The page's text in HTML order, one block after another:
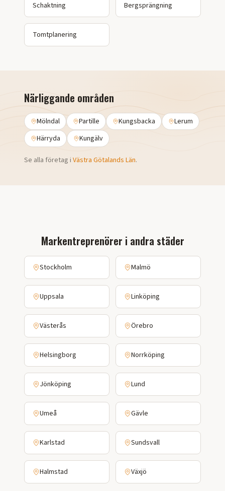
Schaktning Bergsprängning
Tomtplanering
Närliggande områden
Mölndal Partille Kungsbacka
Lerum
Härryda
Kungälv
Se alla företag i Västra Götalands Län.
Markentreprenörer i andra städer
Stockholm Malmö
Uppsala Linköping
Västerås Örebro
Helsingborg Norrköping
Jönköping Lund
Umeå Gävle
Karlstad Sundsvall
Halmstad Växjö